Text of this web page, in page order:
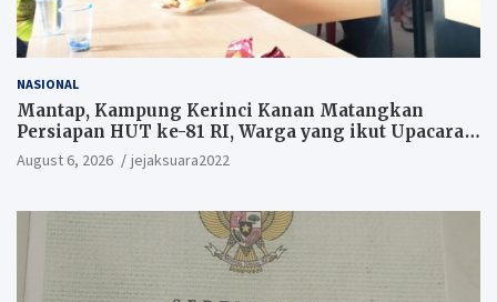
NASIONAL
Mantap, Kampung Kerinci Kanan Matangkan
Persiapan HUT ke-81 RI, Warga yang ikut Upacara
Berkesempatan Raih Hadiah
August 6, 2026 jejaksuara2022